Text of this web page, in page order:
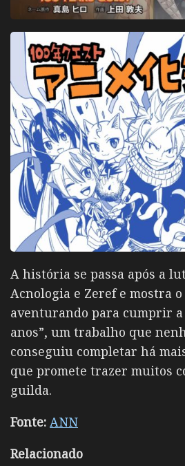
A história se passa após a
Acnologia e Zeref e mostra
aventurando para cumprir a
anos”, um trabalho que
conseguiu completar há
que promete trazer muitos
guilda.
Fonte: ANN
Relacionado